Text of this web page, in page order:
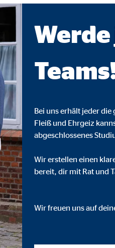
Bei uns erhält jeder
Fleiß und Ehrgeiz
abgeschlossenes
Wir erstellen einen
bereit, dir mit Rat und
Wir freuen uns auf